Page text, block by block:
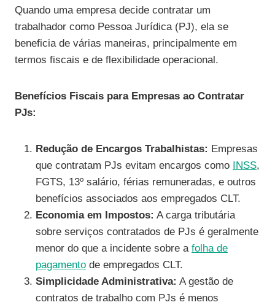
Quando uma empresa decide contratar um
trabalhador como Pessoa Jurídica (PJ), ela se
beneficia de várias maneiras, principalmente em
termos fiscais e de flexibilidade operacional.
Benefícios Fiscais para Empresas ao Contratar
PJs:
Redução de Encargos Trabalhistas: Empresas
que contratam PJs evitam encargos como
INSS,
FGTS, 13º salário, férias remuneradas, e outros
benefícios associados aos empregados CLT.
Economia em Impostos: A carga tributária
sobre serviços contratados de PJs é geralmente
menor do que a incidente sobre a folha de
pagamento de empregados CLT.
Simplicidade Administrativa: A gestão de
contratos de trabalho com PJs é menos